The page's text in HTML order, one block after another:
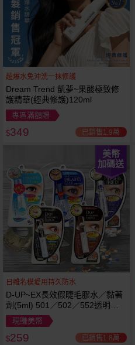
超爆水免沖洗一抹修護
Dream Trend 凱夢~果酸極致修
護精華(經典修護)120ml
專區滿額贈
$349 已銷售1.9萬
美幣
加碼送
日雜名模愛用持久防水
D-UP~EX長效假睫毛膠水／黏著
劑(5ml) 501／502／552透明／
553黑色／554咖啡色 款式可選
現賺美幣
$259 已銷售1.8萬